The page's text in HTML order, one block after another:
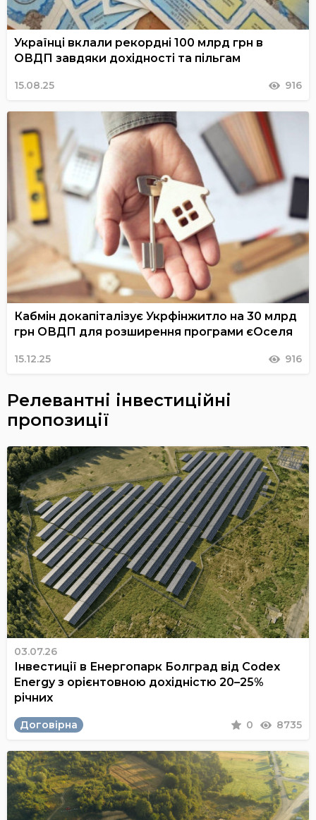
Українці вклали рекордні 100 млрд грн в
ОВДП завдяки дохідності та пільгам
15.08.25 916
Кабмін докапіталізує Укрфінжитло на 30 млрд
грн ОВДП для розширення програми єОселя
15.12.25 916
Релевантні інвестиційні
пропозиції
03.07.26
Інвестиції в Енергопарк Болград від Codex
Energy з орієнтовною дохідністю 20–25%
річних
Договірна 0 8735